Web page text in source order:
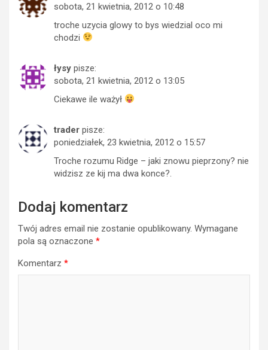
sobota, 21 kwietnia, 2012 o 10:48
troche uzycia glowy to bys wiedzial oco mi
chodzi
łysy pisze:
sobota, 21 kwietnia, 2012 o 13:05
Ciekawe ile ważył
trader pisze:
poniedziałek, 23 kwietnia, 2012 o 15:57
Troche rozumu Ridge – jaki znowu pieprzony? nie
widzisz ze kij ma dwa konce?.
Dodaj komentarz
Twój adres email nie zostanie opublikowany. Wymagane
pola są oznaczone *
Komentarz *